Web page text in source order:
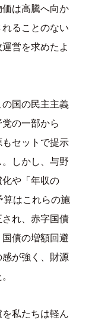
は高騰へ向か
ることのない
営を求めたよ
国の民主主義
の一部から
もセットで提示
しかし、与野
や「年収の
算はこれらの施
れ、赤字国債
債の増額回避
が強く、財源
私たちは軽ん